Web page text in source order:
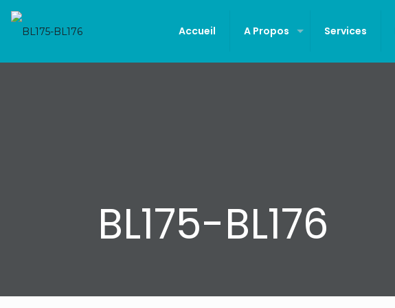
Accueil A Propos Services
BL175-BL176